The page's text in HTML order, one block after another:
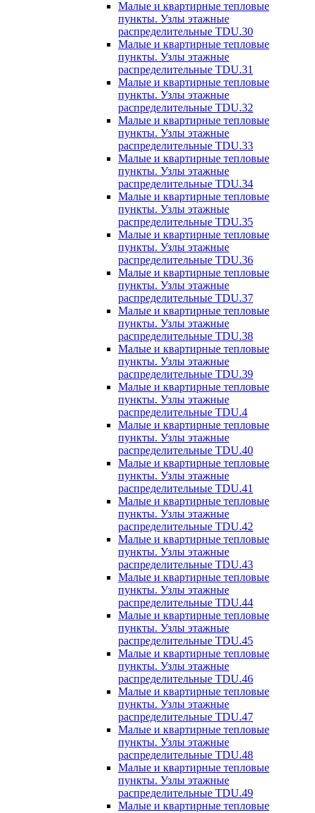
Малые и квартирные тепловые
пункты. Узлы этажные
распределительные TDU.30
Малые и квартирные тепловые
пункты. Узлы этажные
распределительные TDU.31
Малые и квартирные тепловые
пункты. Узлы этажные
распределительные TDU.32
Малые и квартирные тепловые
пункты. Узлы этажные
распределительные TDU.33
Малые и квартирные тепловые
пункты. Узлы этажные
распределительные TDU.34
Малые и квартирные тепловые
пункты. Узлы этажные
распределительные TDU.35
Малые и квартирные тепловые
пункты. Узлы этажные
распределительные TDU.36
Малые и квартирные тепловые
пункты. Узлы этажные
распределительные TDU.37
Малые и квартирные тепловые
пункты. Узлы этажные
распределительные TDU.38
Малые и квартирные тепловые
пункты. Узлы этажные
распределительные TDU.39
Малые и квартирные тепловые
пункты. Узлы этажные
распределительные TDU.4
Малые и квартирные тепловые
пункты. Узлы этажные
распределительные TDU.40
Малые и квартирные тепловые
пункты. Узлы этажные
распределительные TDU.41
Малые и квартирные тепловые
пункты. Узлы этажные
распределительные TDU.42
Малые и квартирные тепловые
пункты. Узлы этажные
распределительные TDU.43
Малые и квартирные тепловые
пункты. Узлы этажные
распределительные TDU.44
Малые и квартирные тепловые
пункты. Узлы этажные
распределительные TDU.45
Малые и квартирные тепловые
пункты. Узлы этажные
распределительные TDU.46
Малые и квартирные тепловые
пункты. Узлы этажные
распределительные TDU.47
Малые и квартирные тепловые
пункты. Узлы этажные
распределительные TDU.48
Малые и квартирные тепловые
пункты. Узлы этажные
распределительные TDU.49
Малые и квартирные тепловые